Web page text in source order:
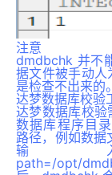
注意
dmdbchk 并不
据文件被手动人
是检查不出来的。
达梦数据库校验
达梦数据库校验
数据库程序目
路径，例如数
path=/opt/